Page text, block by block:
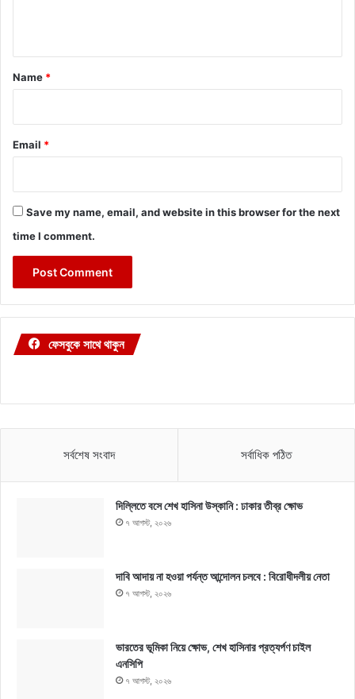
*
Name *
Email *
Save my name, email, and website in this browser for the next
time I comment.
ফেসবুকে সাথে থাকুন
সর্বশেষ সংবাদ সর্বাধিক পঠিত
দিল্লিতে বসে শেখ হাসিনা উস্কানি : ঢাকার তীব্র ক্ষোভ
৭ আগস্ট, ২০২৬
দাবি আদায় না হওয়া পর্যন্ত আন্দোলন চলবে : বিরোধীদলীয় নেতা
৭ আগস্ট, ২০২৬
ভারতের ভূমিকা নিয়ে ক্ষোভ, শেখ হাসিনার প্রত্যর্পণ চাইল
এনসিপি
৭ আগস্ট, ২০২৬